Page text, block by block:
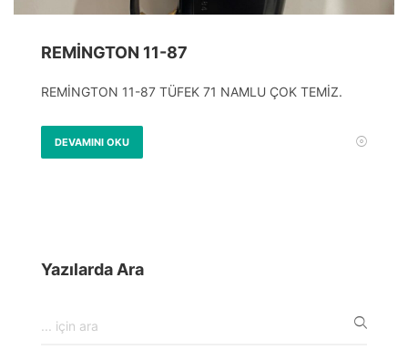
REMİNGTON 11-87
REMİNGTON 11-87 TÜFEK 71 NAMLU ÇOK TEMİZ.
DEVAMINI OKU
Yazılarda Ara